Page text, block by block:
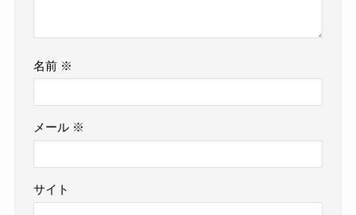
名前 ※
メール ※
サイト